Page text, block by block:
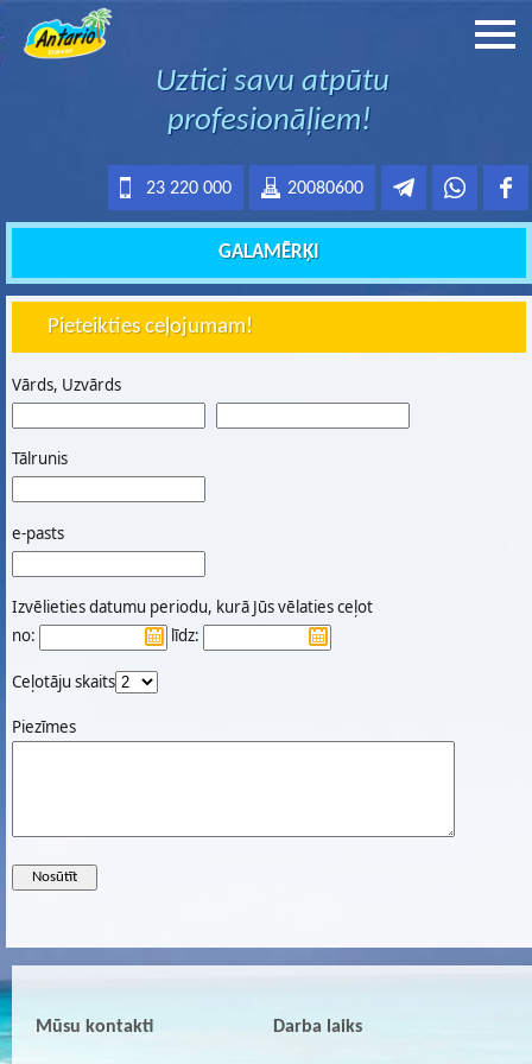
Uztici savu atpūtu
profesionāļiem!
20080600
23 220 000
GALAMĒRĶI
Pieteikties ceļojumam!
Vārds, Uzvārds
Tālrunis
e-pasts
Izvēlieties datumu periodu, kurā Jūs vēlaties ceļot
no:
līdz:
Ceļotāju skaits
Piezīmes
Mūsu kontakti Darba laiks